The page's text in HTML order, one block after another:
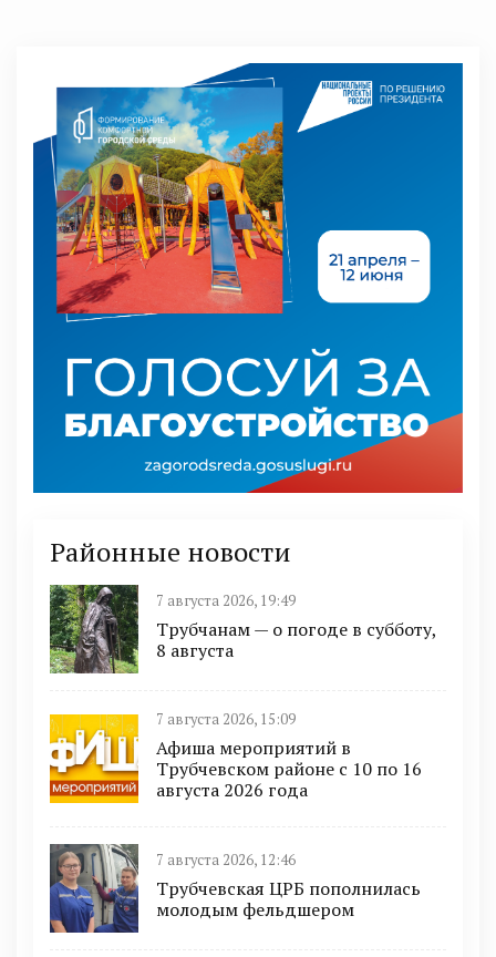
Районные новости
7 августа 2026, 19:49
Трубчанам — о погоде в субботу,
8 августа
7 августа 2026, 15:09
Афиша мероприятий в
Трубчевском районе с 10 по 16
августа 2026 года
7 августа 2026, 12:46
Трубчевская ЦРБ пополнилась
молодым фельдшером